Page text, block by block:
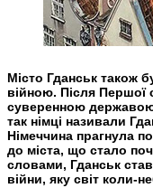
Місто Гданськ також
війною. Після Першої
суверенною державою
так німці називали
Німеччина прагнула
до міста, що стало
словами, Гданськ
війни, яку світ коли-